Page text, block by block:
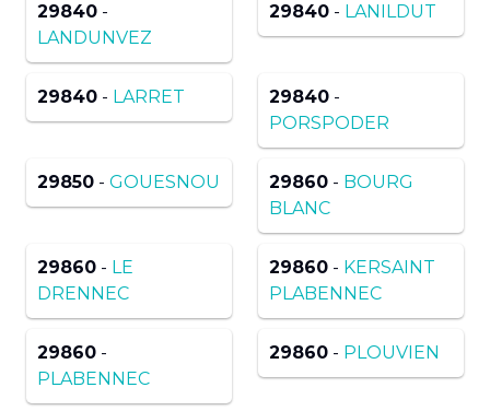
29840 -
LANDUNVEZ
29840 - LANILDUT
29840 - LARRET 29840 -
PORSPODER
29850 - GOUESNOU 29860 - BOURG
BLANC
29860 - LE
DRENNEC
29860 - KERSAINT
PLABENNEC
29860 -
PLABENNEC
29860 - PLOUVIEN